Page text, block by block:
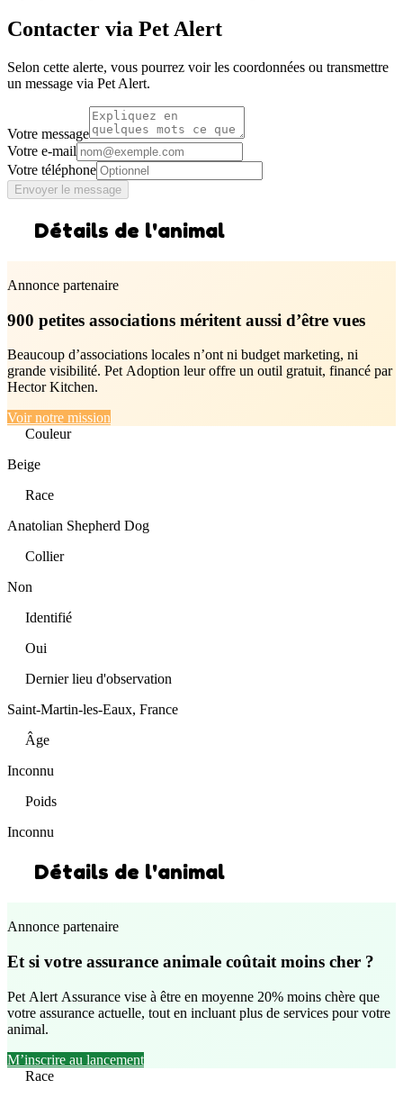
Contacter via Pet Alert
Selon cette alerte, vous pourrez voir les coordonnées ou transmettre
un message via Pet Alert.
Votre message
Votre e-mail
Votre téléphone
Envoyer le message
Détails de l'animal
Annonce partenaire
900 petites associations méritent aussi d’être vues
Beaucoup d’associations locales n’ont ni budget marketing, ni
grande visibilité. Pet Adoption leur offre un outil gratuit, financé par
Hector Kitchen.
Voir notre mission
Couleur
Beige
Race
Anatolian Shepherd Dog
Collier
Non
Identifié
Oui
Dernier lieu d'observation
Saint-Martin-les-Eaux, France
Âge
Inconnu
Poids
Inconnu
Détails de l'animal
Annonce partenaire
Et si votre assurance animale coûtait moins cher ?
Pet Alert Assurance vise à être en moyenne 20% moins chère que
votre assurance actuelle, tout en incluant plus de services pour votre
animal.
M’inscrire au lancement
Race